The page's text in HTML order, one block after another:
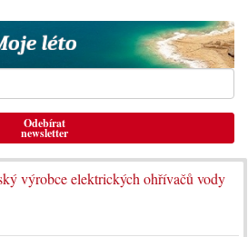
Odebírat
newsletter
výrobce elektrických ohřívačů vody